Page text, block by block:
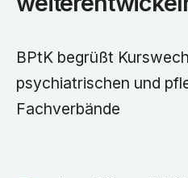
BPtK begrüßt
psychiatrischen und
Fachverbände